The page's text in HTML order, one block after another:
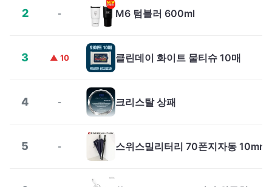
2 - M6 텀블러 600ml
3 ▲ 10 클린데이 화이트 물티슈 10매
4 - 크리스탈 상패
5 -